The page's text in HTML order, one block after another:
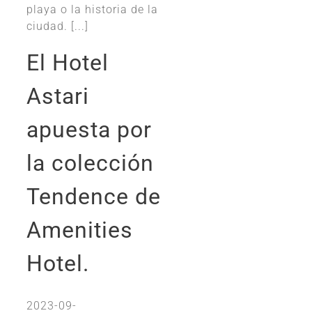
playa o la historia de la
ciudad. [...]
El Hotel
Astari
apuesta por
la colección
Tendence de
Amenities
Hotel.
2023-09-